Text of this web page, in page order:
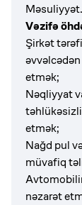
Məsuliyyət.
Vəzifə
Şirkət
etmək;
Nəqliyyat
etmək;
Nağd pul
müvafiq
nəzarət